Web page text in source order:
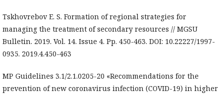
Tskhovrebov E. S. Formation of regional strategies for
managing the treatment of secondary resources // MGSU
Bulletin. 2019. Vol. 14. Issue 4. Pp. 450-463. DOI: 10.22227/1997-
0935. 2019.4.450-463
MP Guidelines 3.1/2.1.0205-20 «Recommendations for the
prevention of new coronavirus infection (COVID-19) in higher